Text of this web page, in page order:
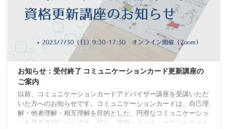
お知らせ：受付終了 コミュニケーションカード更新講座の
ご案内
以前、コミュニケーションカードアドバイザー講座を受講いただ
いた方へのお知らせです。コミュニケーションカードは、自己理
解・他者理解・相互理解を目的とした、円滑なコミュニケーショ
ンを促す学習ツールです。特に、講師・コーチ・カウンセラーと